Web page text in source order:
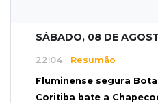
SÁBADO, 08 DE
22:04 Resumão
Fluminense segura
Coritiba bate a